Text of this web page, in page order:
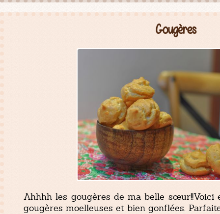
Gougères
Ahhhh les gougères de ma belle sœur!!Voici
gougères moelleuses et bien gonflées.